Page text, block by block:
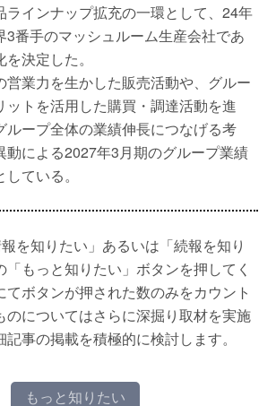
ラインナップ拡充の一環として、24年
3番手のマッシュルーム生産会社であ
決定した。
営業力を生かした販売活動や、グルー
ットを活用した購買・調達活動を進
ループ全体の業績伸長につなげる考
動による2027年3月期のグループ業績
ている。
を知りたい」あるいは「続報を知り
「もっと知りたい」ボタンを押してく
てボタンが押された数のみをカウント
のについてはさらに深掘り取材を実施
事の掲載を積極的に検討します。
もっと知りたい